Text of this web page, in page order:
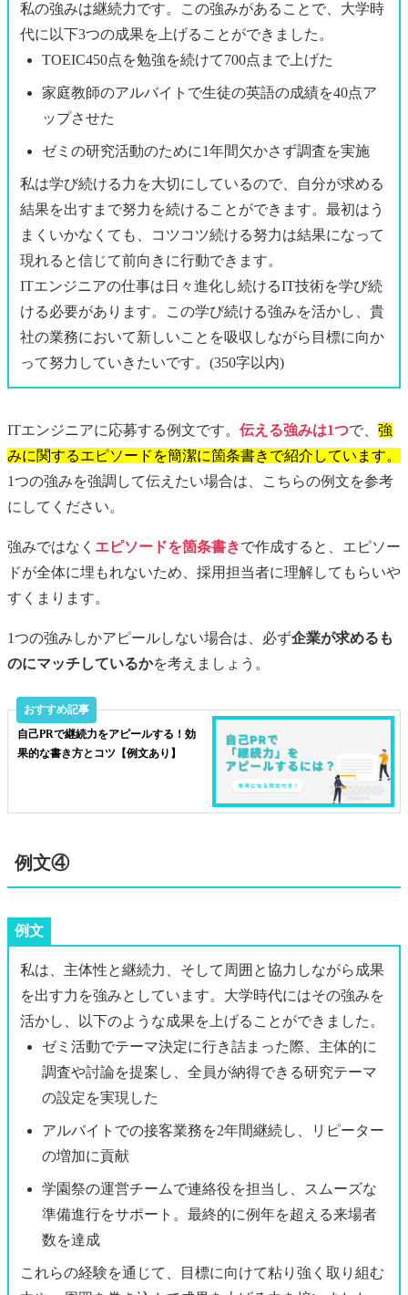
私の強みは継続力です。この強みがあることで、大学時
代に以下3つの成果を上げることができました。
TOEIC450点を勉強を続けて700点まで上げた
家庭教師のアルバイトで生徒の英語の成績を40点ア
ップさせた
ゼミの研究活動のために1年間欠かさず調査を実施
私は学び続ける力を大切にしているので、自分が求める
結果を出すまで努力を続けることができます。最初はう
まくいかなくても、コツコツ続ける努力は結果になって
現れると信じて前向きに行動できます。
ITエンジニアの仕事は日々進化し続けるIT技術を学び続
ける必要があります。この学び続ける強みを活かし、貴
社の業務において新しいことを吸収しながら目標に向か
って努力していきたいです。(350字以内)
ITエンジニアに応募する例文です。 伝える強みは1つで、 強
みに関するエピソードを簡潔に箇条書きで紹介しています。
1つの強みを強調して伝えたい場合は、こちらの例文を参考
にしてください。
強みではなく エピソードを箇条書きで作成すると、エピソー
ドが全体に埋もれないため、採用担当者に理解してもらいや
すくまります。
1つの強みしかアピールしない場合は、必ず企業が求めるも
のにマッチしているかを考えましょう。
自己PRで継続力をアピールする！効
果的な書き方とコツ【例文あり】
例文④
例文
私は、主体性と継続力、そして周囲と協力しながら成果
を出す力を強みとしています。大学時代にはその強みを
活かし、以下のような成果を上げることができました。
ゼミ活動でテーマ決定に行き詰まった際、主体的に
調査や討論を提案し、全員が納得できる研究テーマ
の設定を実現した
アルバイトでの接客業務を2年間継続し、リピーター
の増加に貢献
学園祭の運営チームで連絡役を担当し、スムーズな
準備進行をサポート。最終的に例年を超える来場者
数を達成
これらの経験を通じて、目標に向けて粘り強く取り組む